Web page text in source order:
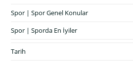
Spor | Spor Genel Konular
Spor | Sporda En İyiler
Tarih